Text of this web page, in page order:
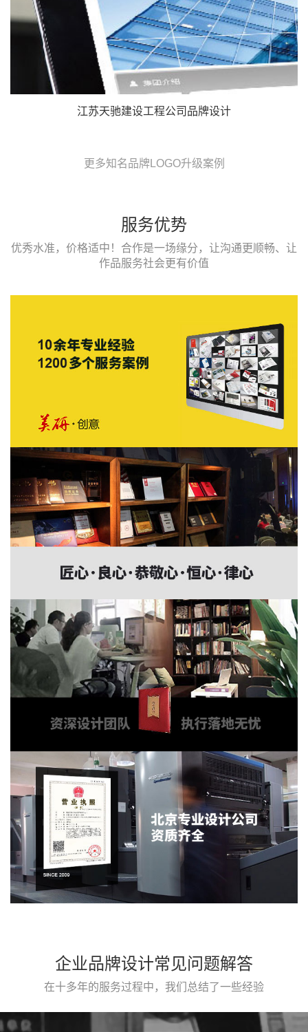
江苏天驰建设工程公司品牌设计
更多知名品牌LOGO升级案例
服务优势
优秀水准，价格适中！合作是一场缘分，让沟通更顺畅、让
作品服务社会更有价值
企业品牌设计常见问题解答
在十多年的服务过程中，我们总结了一些经验